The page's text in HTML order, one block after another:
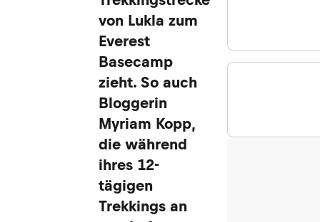
von Lukla zum
Everest
Basecamp
zieht. So auch
Bloggerin
Myriam Kopp,
die während
ihres 12-
tägigen
Trekkings an